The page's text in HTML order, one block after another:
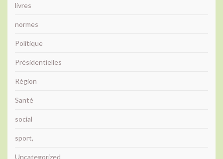
livres
normes
Politique
Présidentielles
Région
Santé
social
sport,
Uncategorized